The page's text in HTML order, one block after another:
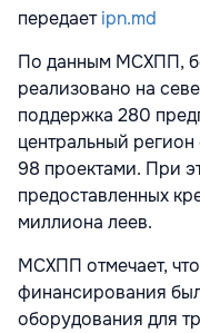
передаетipn.md
По данным МСХПП,
реализовано на
поддержка 280
центральный
98 проектами. При
предоставленных
миллиона леев.
МСХПП отмечает,
финансирования
оборудования для